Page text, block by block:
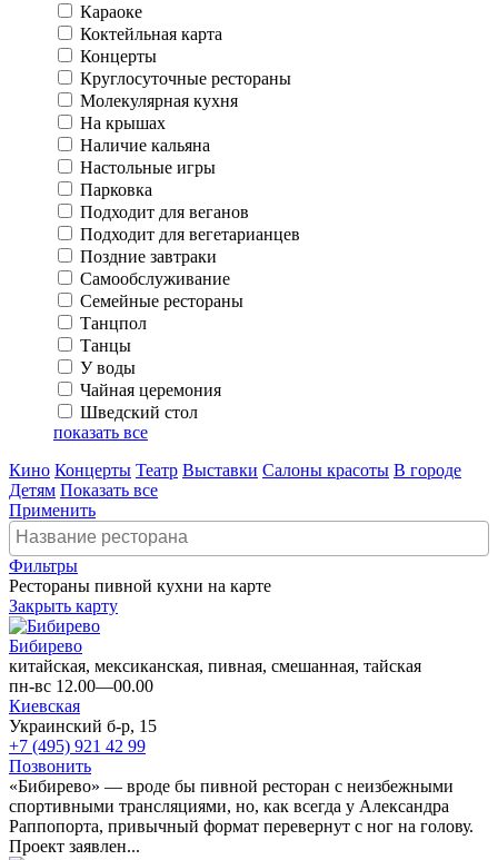
Караоке
Коктейльная карта
Концерты
Круглосуточные рестораны
Молекулярная кухня
На крышах
Наличие кальяна
Настольные игры
Парковка
Подходит для веганов
Подходит для вегетарианцев
Поздние завтраки
Самообслуживание
Семейные рестораны
Танцпол
Танцы
У воды
Чайная церемония
Шведский стол
показать все
Кино Концерты Театр Выставки Салоны красоты В городе
Детям Показать все
Применить
Фильтры
Рестораны пивной кухни на карте
Закрыть карту
Бибирево
китайская, мексиканская, пивная, смешанная, тайская
пн-вс 12.00—00.00
Киевская
Украинский б-р, 15
+7 (495) 921 42 99
Позвонить
«Бибирево» — вроде бы пивной ресторан с неизбежными
спортивными трансляциями, но, как всегда у Александра
Раппопорта, привычный формат перевернут с ног на голову.
Проект заявлен...